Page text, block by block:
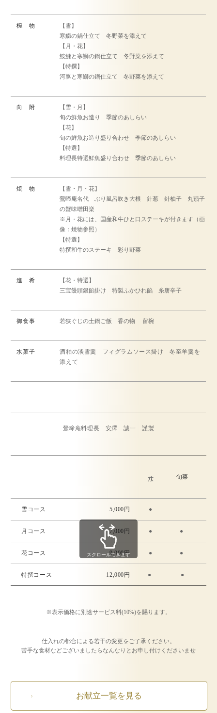
椀 物
【雪】
寒鰤の鍋仕立て 冬野菜を添えて
【月・花】
鮟鱇と寒鰤の鍋仕立て 冬野菜を添えて
【特撰】
河豚と寒鰤の鍋仕立て 冬野菜を添えて
向 附
【雪・月】
旬の鮮魚お造り 季節のあしらい
【花】
旬の鮮魚お造り盛り合わせ 季節のあしらい
【特選】
料理長特選鮮魚盛り合わせ 季節のあしらい
焼 物
【雪・月・花】
鶯啼庵名代 ぶり風呂吹き大根 針葱 針柚子 丸茄子
の蟹味噌田楽
※月・花には、国産和牛ひと口ステーキが付きます（画
像：焼物参照）
【特選】
特撰和牛のステーキ 彩り野菜
進 肴
【花・特選】
三宝饅頭銀餡掛け 特製ふかひれ餡 糸唐辛子
御食事 若狭ぐじの土鍋ご飯 香の物 留椀
水菓子
酒粕の淡雪羹 フィグラムソース掛け 冬至羊羹を
添えて
鶯啼庵料理長 安澤 誠一 謹製
旬菜
雪コース 5,000円 ●
月コース 7,000円 ● ●
花コース 9,000円 ● ●
特撰コース 12,000円 ● ●
スクロールできます
※表示価格に別途サービス料(10%)を賜ります。
仕入れの都合による若干の変更をご了承ください。
苦手な食材などございましたらなんなりとお申し付けくださいませ
お献立一覧を見る